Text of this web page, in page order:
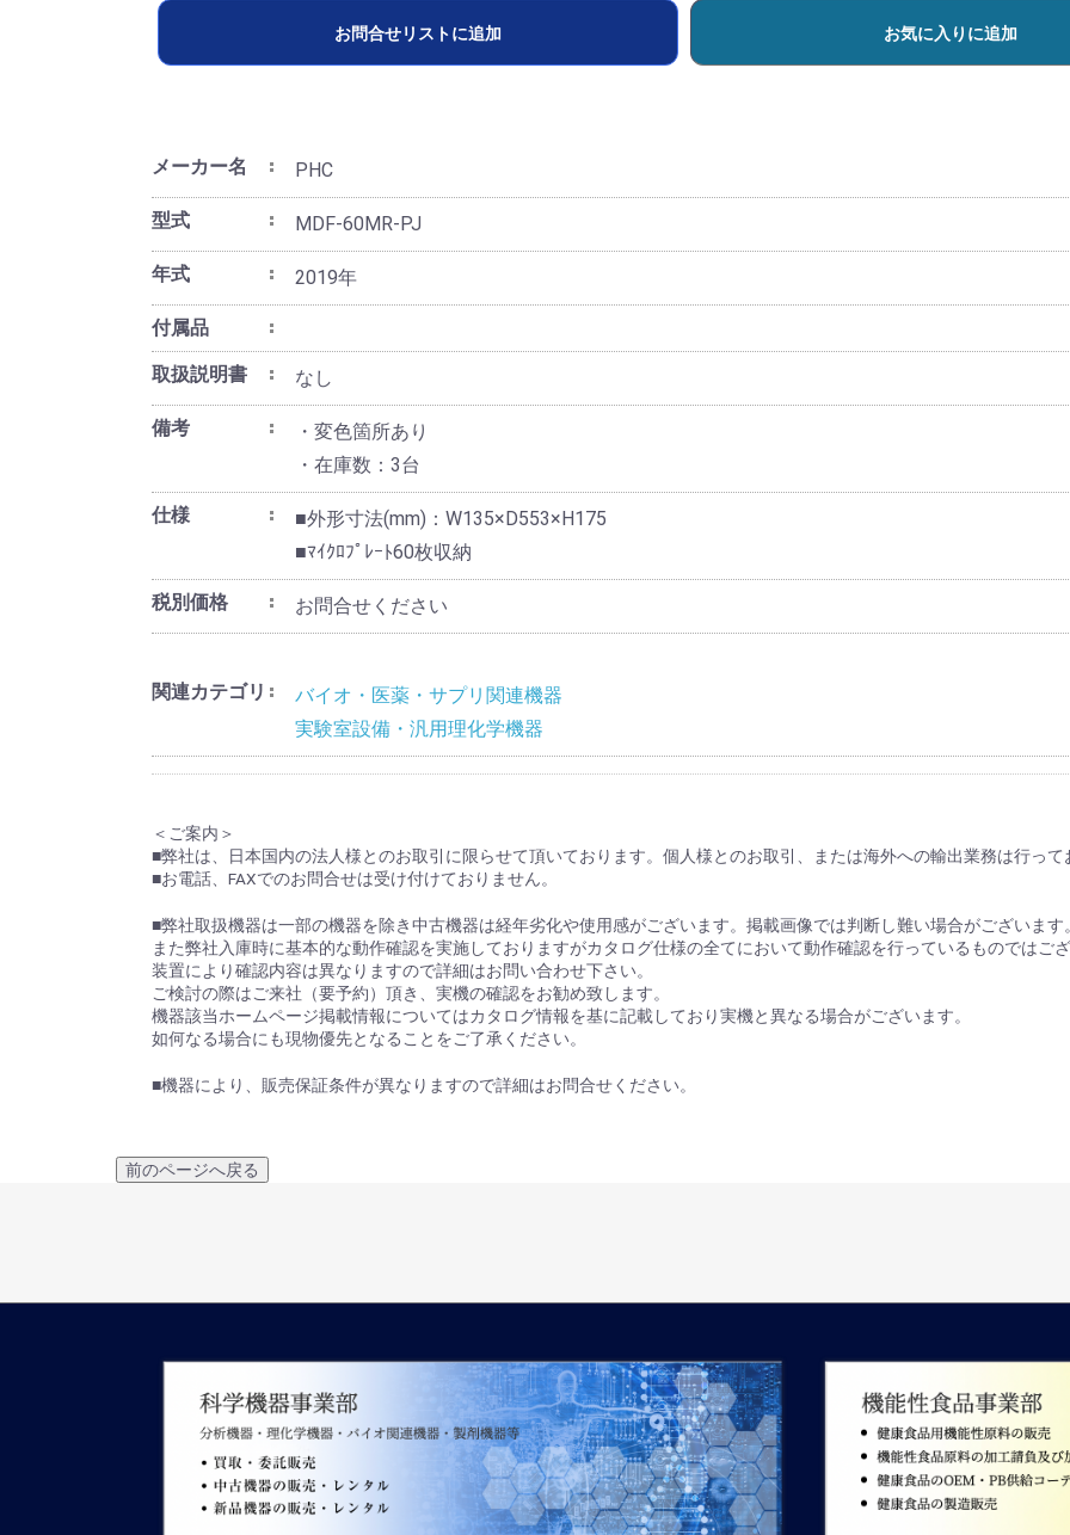
お問合せリストに追加 お気に入りに追加
メーカー名 PHC
型式 MDF-60MR-PJ
年式 2019年
付属品
取扱説明書 なし
備考
・変色箇所あり
・在庫数：3台
仕様
■外形寸法(mm)：W135×D553×H175
■ﾏｲｸﾛﾌﾟﾚｰﾄ60枚収納
税別価格 お問合せください
関連カテゴリ
バイオ・医薬・サプリ関連機器
実験室設備・汎用理化学機器
＜ご案内＞
■弊社は、日本国内の法人様とのお取引に限らせて頂いております。個人様とのお取引、または海外への輸出業務は行って
■お電話、FAXでのお問合せは受け付けておりません。
■弊社取扱機器は一部の機器を除き中古機器は経年劣化や使用感がございます。掲載画像では判断し難い場合がございます。
また弊社入庫時に基本的な動作確認を実施しておりますがカタログ仕様の全てにおいて動作確認を行っているものではござ
装置により確認内容は異なりますので詳細はお問い合わせ下さい。
ご検討の際はご来社（要予約）頂き、実機の確認をお勧め致します。
機器該当ホームページ掲載情報についてはカタログ情報を基に記載しており実機と異なる場合がございます。
如何なる場合にも現物優先となることをご了承ください。
■機器により、販売保証条件が異なりますので詳細はお問合せください。
前のページへ戻る